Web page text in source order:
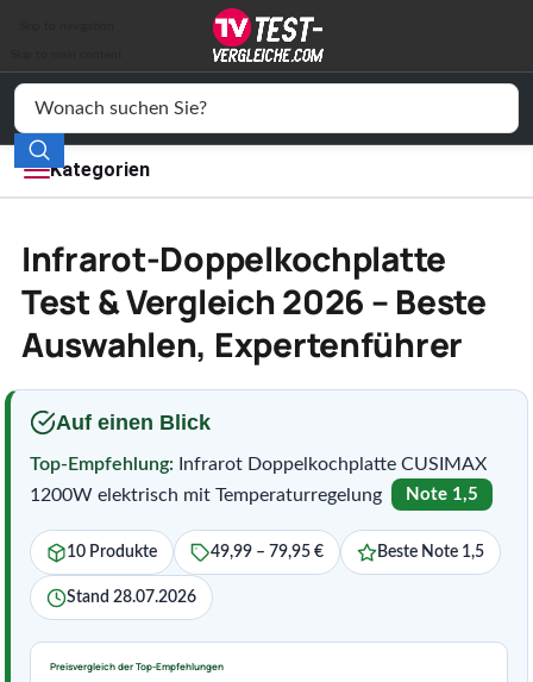
Kategorien
Elektronik
Freizeit
Wohnen
Service
Infrarot-Doppelkochplatte
Test & Vergleich 2026 – Beste
Auswahlen, Expertenführer
Auf einen Blick
Top-Empfehlung: Infrarot Doppelkochplatte CUSIMAX
1200W elektrisch mit Temperaturregelung
Note 1,5
10 Produkte 49,99 – 79,95 € Beste Note 1,5
Stand 28.07.2026
Preisvergleich der Top-Empfehlungen